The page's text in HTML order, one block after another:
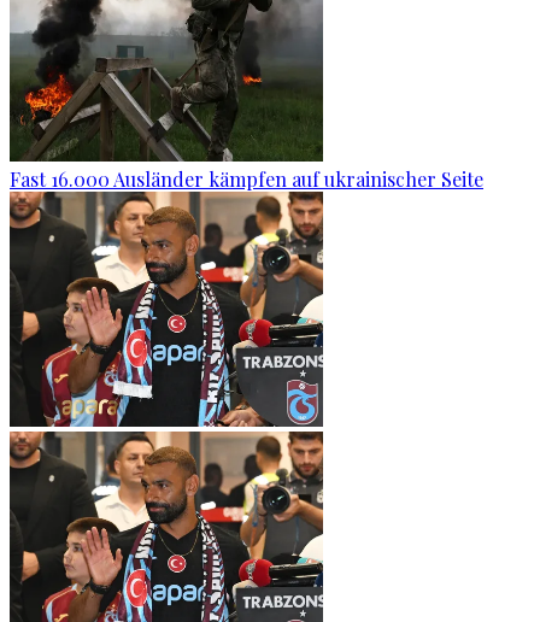
Fast 16.000 Ausländer kämpfen auf ukrainischer Seite